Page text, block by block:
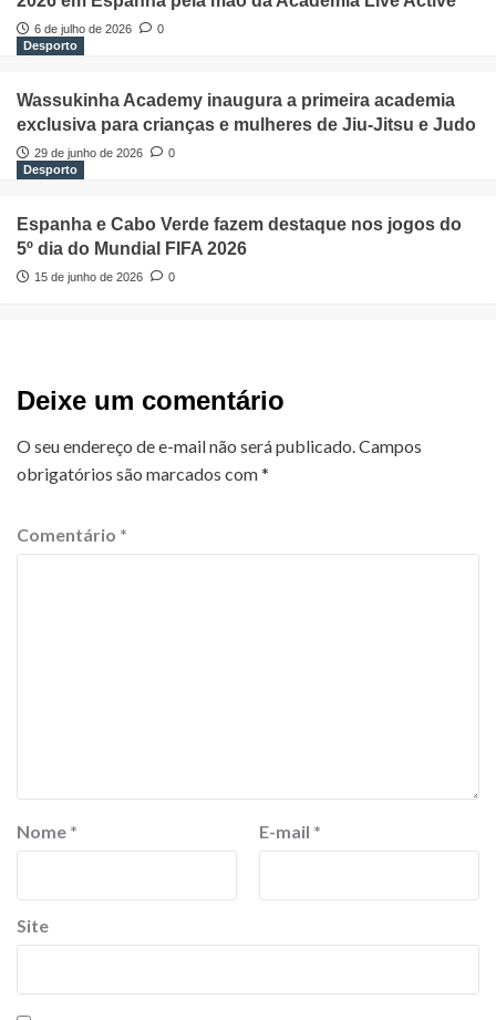
6 de julho de 2026
0
Desporto
Wassukinha Academy inaugura a primeira academia
exclusiva para crianças e mulheres de Jiu-Jitsu e Judo
29 de junho de 2026
0
Desporto
Espanha e Cabo Verde fazem destaque nos jogos do
5º dia do Mundial FIFA 2026
15 de junho de 2026 0
Deixe um comentário
O seu endereço de e-mail não será publicado.Campos
obrigatórios são marcados com*
Comentário *
Nome * E-mail *
Site